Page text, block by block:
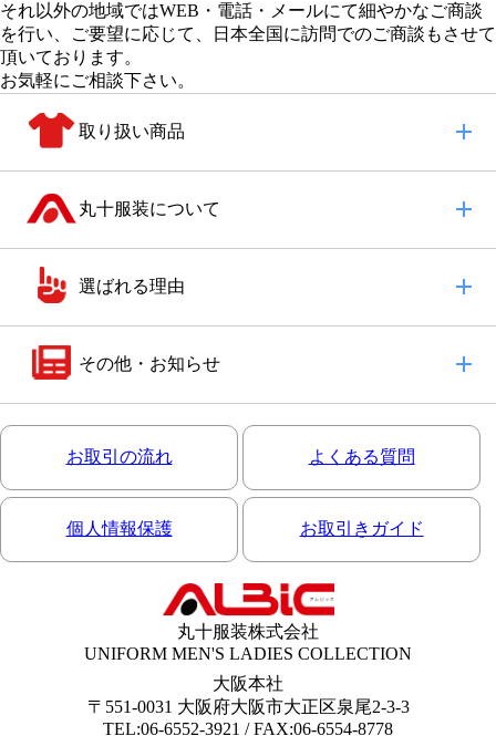
それ以外の地域ではWEB・電話・メールにて細やかなご商談
を行い、
ご要望に応じて、日本全国に訪問でのご商談もさせて
頂いております。
お気軽にご相談下さい。
取り扱い商品
丸十服装について
選ばれる理由
その他・お知らせ
お取引の流れ よくある質問
個人情報保護 お取引きガイド
丸十服装株式会社
UNIFORM MEN'S LADIES COLLECTION
大阪本社
〒551-0031 大阪府大阪市大正区泉尾2-3-3
TEL:06-6552-3921 / FAX:06-6554-8778